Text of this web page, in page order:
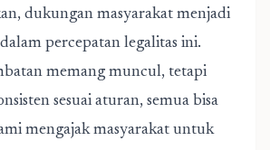
dukungan masyarakat menjadi
percepatan legalitas ini.
memang muncul, tetapi
sesuai aturan, semua bisa
mengajak masyarakat untuk